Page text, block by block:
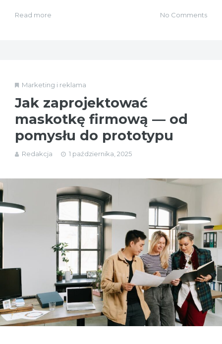
Read more No Comments
Marketing i reklama
Jak zaprojektować
maskotkę firmową — od
pomysłu do prototypu
Redakcja 1 października, 2025